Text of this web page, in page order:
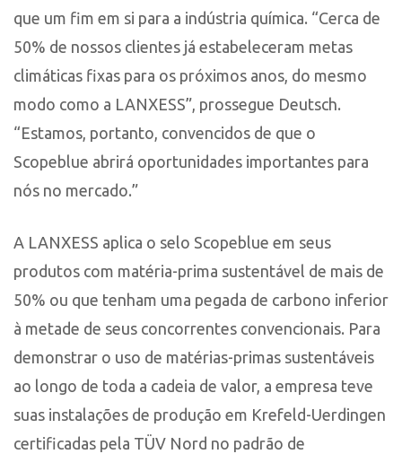
que um fim em si para a indústria química. “Cerca de
50% de nossos clientes já estabeleceram metas
climáticas fixas para os próximos anos, do mesmo
modo como a LANXESS”, prossegue Deutsch.
“Estamos, portanto, convencidos de que o
Scopeblue abrirá oportunidades importantes para
nós no mercado.”
A LANXESS aplica o selo Scopeblue em seus
produtos com matéria-prima sustentável de mais de
50% ou que tenham uma pegada de carbono inferior
à metade de seus concorrentes convencionais. Para
demonstrar o uso de matérias-primas sustentáveis
ao longo de toda a cadeia de valor, a empresa teve
suas instalações de produção em Krefeld-Uerdingen
certificadas pela TÜV Nord no padrão de